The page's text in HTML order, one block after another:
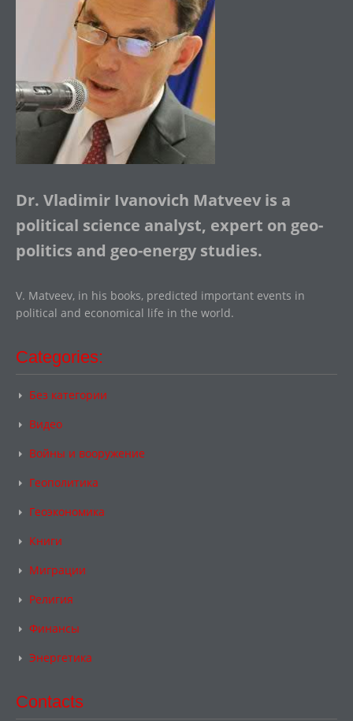
Dr. Vladimir Ivanovich Matveev is a
political science analyst, expert on geo-
politics and geo-energy studies.
V. Matveev, in his books, predicted important events in
political and economical life in the world.
Categories:
Без категории
Видео
Войны и вооружение
Геополитика
Геоэкономика
Книги
Миграции
Религия
Финансы
Энергетика
Contacts